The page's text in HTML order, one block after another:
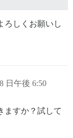
ろしくお願いし
日午後 6:50
ますか？試して